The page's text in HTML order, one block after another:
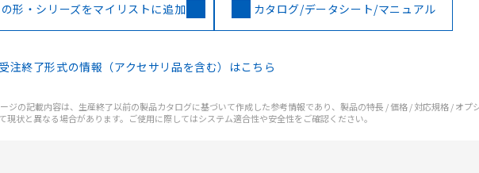
の形・シリーズをマイリストに追加 カタログ/データシート/マニュアル
受注終了形式の情報（アクセサリ品を含む）はこちら
ジの記載内容は、生産終了以前の製品カタログに基づいて作成した参考情報であり、製品の特長 / 価格 / 対応規格 / オプ
現状と異なる場合があります。ご使用に際してはシステム適合性や安全性をご確認ください。